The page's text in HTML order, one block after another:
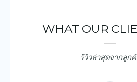
WHAT OUR
รีวิวล่าสุดจากลูก